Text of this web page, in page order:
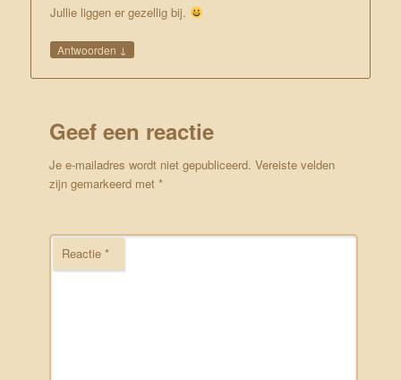
Jullie liggen er gezellig bij.
Antwoorden ↓
Geef een reactie
Je e-mailadres wordt niet gepubliceerd. Vereiste velden
zijn gemarkeerd met*
Reactie*